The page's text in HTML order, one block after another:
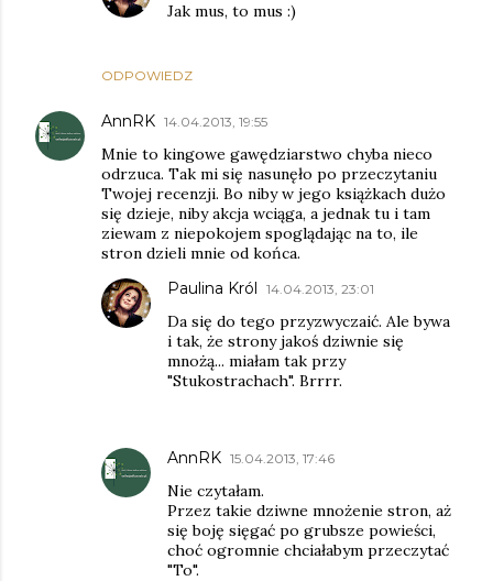
ODPOWIEDZ
Jak mus, to mus :)
AnnRK 14.04.2013, 19:55
Mnie to kingowe gawędziarstwo chyba nieco
odrzuca. Tak mi się nasunęło po przeczytaniu
Twojej recenzji. Bo niby w jego książkach dużo
się dzieje, niby akcja wciąga, a jednak tu i tam
ziewam z niepokojem spoglądając na to, ile
stron dzieli mnie od końca.
Paulina Król 14.04.2013, 23:01
Da się do tego przyzwyczaić. Ale bywa
i tak, że strony jakoś dziwnie się
mnożą... miałam tak przy
"Stukostrachach". Brrrr.
AnnRK 15.04.2013, 17:46
Nie czytałam.
Przez takie dziwne mnożenie stron, aż
się boję sięgać po grubsze powieści,
choć ogromnie chciałabym przeczytać
"To".